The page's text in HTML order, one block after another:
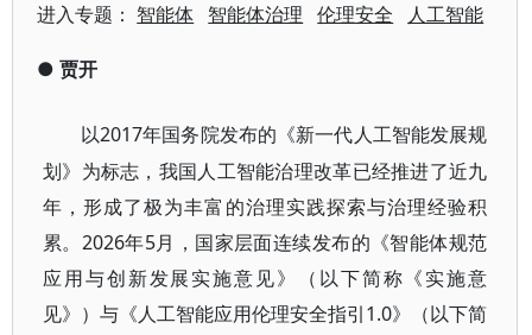
进入专题： 智能体 智能体治理 伦理安全 人工智能
● 贾开
以2017年国务院发布的《新一代人工智能发展规
划》为标志，我国人工智能治理改革已经推进了近九
年，形成了极为丰富的治理实践探索与治理经验积
累。2026年5月，国家层面连续发布的《智能体规范
应用与创新发展实施意见》（以下简称《实施意
见》）与《人工智能应用伦理安全指引1.0》（以下简